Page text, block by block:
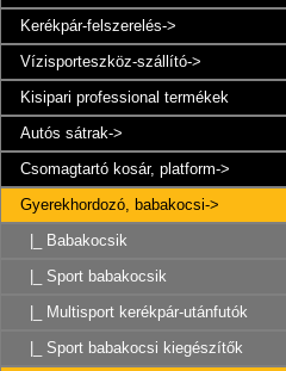
Kerékpár-felszerelés->
Vízisporteszköz-szállító->
Kisipari professional termékek
Autós sátrak->
Csomagtartó kosár, platform->
Gyerekhordozó, babakocsi->
|_ Babakocsik
|_ Sport babakocsik
|_ Multisport kerékpár-utánfutók
|_ Sport babakocsi kiegészítők